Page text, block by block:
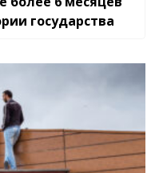
государства